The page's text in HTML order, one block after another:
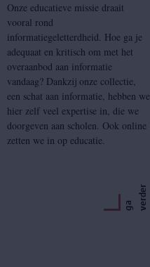
Onze educatieve missie draait
vooral rond
informatiegeletterdheid. Hoe ga je
adequaat en kritisch om met het
overaanbod aan informatie
vandaag? Dankzij onze collectie,
een schat aan informatie, hebben we
hier zelf veel expertise in, die we
doorgeven aan scholen. Ook online
zetten we in op educatie.
g
a
v
e
r
d
e r